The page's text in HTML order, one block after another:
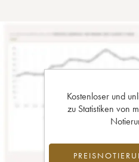
Kostenloser und
zu Statistiken von